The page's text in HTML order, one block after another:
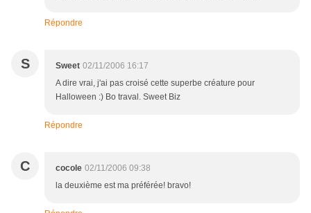
Répondre
S Sweet 02/11/2006 16:17
A dire vrai, j'ai pas croisé cette superbe créature pour
Halloween :) Bo traval. Sweet Biz
Répondre
C cocole 02/11/2006 09:38
la deuxième est ma préférée! bravo!